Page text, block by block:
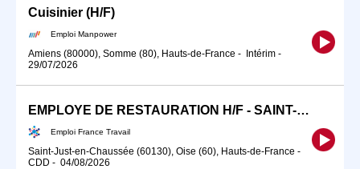
Cuisinier (H/F)
Emploi Manpower
Amiens (80000), Somme (80), Hauts-de-France - Intérim -
29/07/2026
EMPLOYE DE RESTAURATION H/F - SAINT-JUST-EN-CHAUSSEE - CDD (H/F)
Emploi France Travail
Saint-Just-en-Chaussée (60130), Oise (60), Hauts-de-France -
CDD - 04/08/2026